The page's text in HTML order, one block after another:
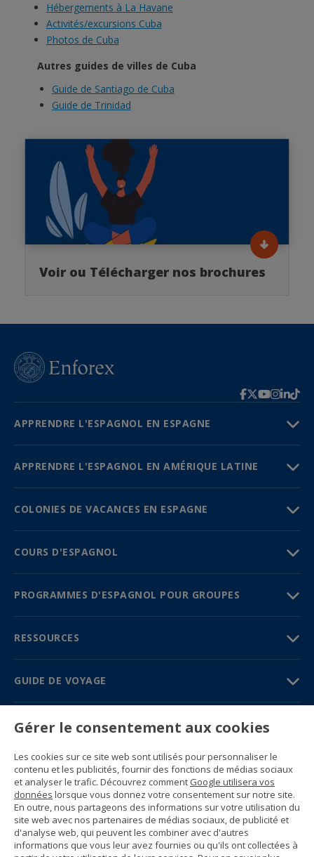
Hébergements à La Havane
Activités/excursions Cuba
Photos de Cuba
Autres guides de villes de Cuba
Guide de Santiago de Cuba
Guide de Trinidad
Voir ou Télécharger nos brochures
APPRENDRE L'ESPAGNOL EN ESPAGNE
APPRENDRE L'ESPAGNOL EN AMÉRIQUE LATINE
COLONIES DE VACANCES EN ESPAGNE
COURS D'ESPAGNOL
PROGRAMMES D'ESPAGNOL POUR GROUPES
RESSOURCES
GUIDE DE VOYAGE
PARTENAIRES
Contactez-nous
Prix et brochures
(+34) 91 594 37 76
Gustavo Fernández Balbuena, 11
28002 Madrid, Spain
Sitemap
Conditions générales
Gérer le consentement aux cookies
Les cookies sur ce site web sont utilisés pour personnaliser le
contenu et les publicités, fournir des fonctions de médias sociaux
et analyser le trafic. Découvrez comment Google utilisera vos
données lorsque vous donnez votre consentement sur notre site.
En outre, nous partageons des informations sur votre utilisation du
site web avec nos partenaires de médias sociaux, de publicité et
d'analyse web, qui peuvent les combiner avec d'autres
informations que vous leur avez fournies ou qu'ils ont collectées à